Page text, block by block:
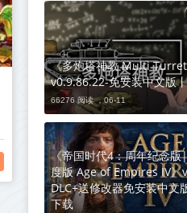
《多炮塔神教 Multi
v0.9.86.22-免安装中文版
66276 阅读 ，06-11
《帝国时代4：周年纪念
度版 Age of Empires IV》
DLC+送修改器免安装中文
下载